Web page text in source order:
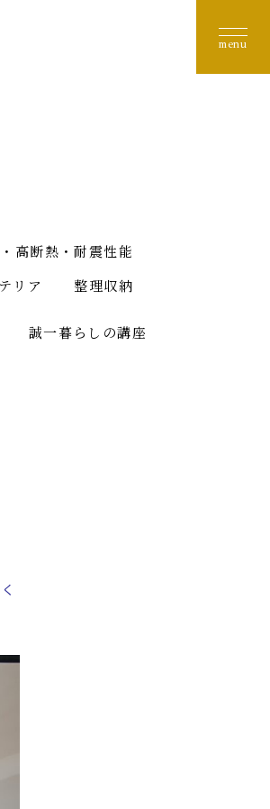
高断熱・耐震性能
リア 整理収納
誠一暮らしの講座